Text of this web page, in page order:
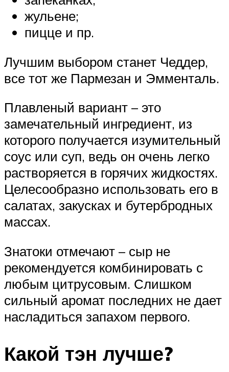
жульене;
пицце и пр.
Лучшим выбором станет Чеддер,
все тот же Пармезан и Эмменталь.
Плавленый вариант – это
замечательный ингредиент, из
которого получается изумительный
соус или суп, ведь он очень легко
растворяется в горячих жидкостях.
Целесообразно использовать его в
салатах, закусках и бутербродных
массах.
Знатоки отмечают – сыр не
рекомендуется комбинировать с
любым цитрусовым. Слишком
сильный аромат последних не дает
насладиться запахом первого.
Какой тэн лучше?